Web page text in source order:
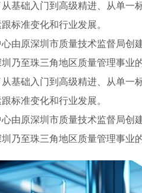
基础入门到高级精进、从单
标准变化和行业发展。
由原深圳市质量技术监督局
乃至珠三角地区质量管理事业
基础入门到高级精进、从单
标准变化和行业发展。
由原深圳市质量技术监督局
乃至珠三角地区质量管理事业